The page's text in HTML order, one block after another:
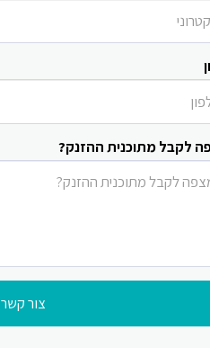
לקבל מתוכנית ההזנק?
צור קשר